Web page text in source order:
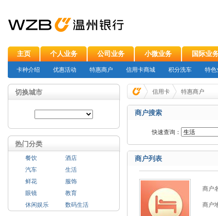
主页 个人业务 公司业务 小微业务 国际业
卡种介绍 优惠活动 特惠商户 信用卡商城 积分洗车 特色
切换城市
热门分类
餐饮
酒店
汽车
生活
鲜花
服饰
眼镜
教育
休闲娱乐
数码生活
信用卡 特惠商户
商户搜索
快速查询：
商户列表
商户
商户